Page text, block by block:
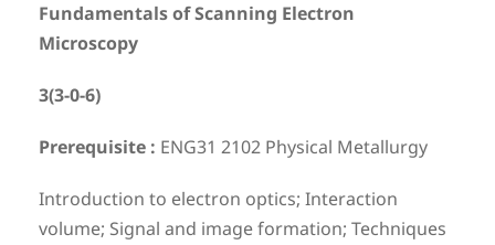
Fundamentals of Scanning Electron
Microscopy
3(3-0-6)
Prerequisite : ENG31 2102 Physical Metallurgy
Introduction to electron optics; Interaction
volume; Signal and image formation; Techniques